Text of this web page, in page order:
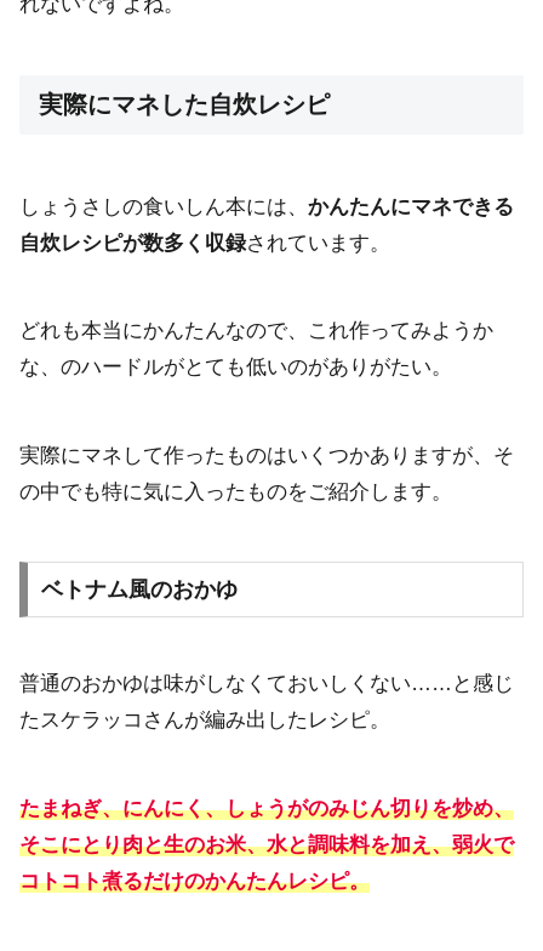
実際にマネした自炊レシピ
しょうさしの食いしん本には、 かんたんにマネできる
自炊レシピが数多く収録されています。
どれも本当にかんたんなので、これ作ってみようか
な、のハードルがとても低いのがありがたい。
実際にマネして作ったものはいくつかありますが、そ
の中でも特に気に入ったものをご紹介します。
ベトナム風のおかゆ
普通のおかゆは味がしなくておいしくない……と感じ
たスケラッコさんが編み出したレシピ。
たまねぎ、にんにく、しょうがのみじん切りを炒め、
そこにとり肉と生のお米、水と調味料を加え、弱火で
コトコト煮るだけのかんたんレシピ。